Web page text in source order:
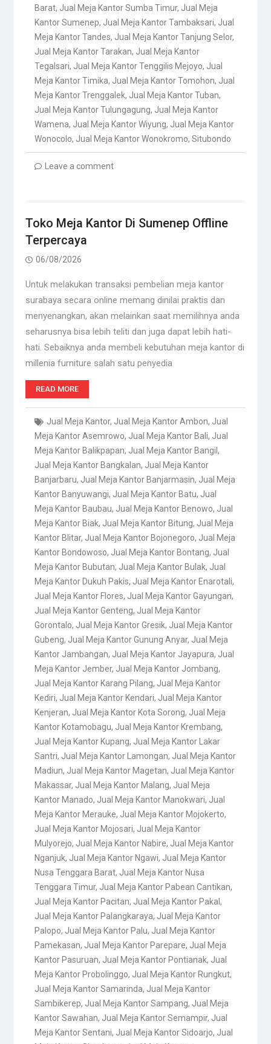
Barat, Jual Meja Kantor Sumba Timur, Jual Meja
Kantor Sumenep, Jual Meja Kantor Tambaksari, Jual
Meja Kantor Tandes, Jual Meja Kantor Tanjung Selor,
Jual Meja Kantor Tarakan, Jual Meja Kantor
Tegalsari, Jual Meja Kantor Tenggilis Mejoyo, Jual
Meja Kantor Timika, Jual Meja Kantor Tomohon, Jual
Meja Kantor Trenggalek, Jual Meja Kantor Tuban,
Jual Meja Kantor Tulungagung, Jual Meja Kantor
Wamena, Jual Meja Kantor Wiyung, Jual Meja Kantor
Wonocolo, Jual Meja Kantor Wonokromo, Situbondo
Leave a comment
Toko Meja Kantor Di Sumenep Offline
Terpercaya
06/08/2026
Untuk melakukan transaksi pembelian meja kantor
surabaya secara online memang dinilai praktis dan
menyenangkan, akan melainkan saat memilihnya anda
seharusnya bisa lebih teliti dan juga dapat lebih hati-
hati. Sebaiknya anda membeli kebutuhan meja kantor di
millenia furniture salah satu penyedia
READ MORE
Jual Meja Kantor, Jual Meja Kantor Ambon, Jual
Meja Kantor Asemrowo, Jual Meja Kantor Bali, Jual
Meja Kantor Balikpapan, Jual Meja Kantor Bangil ,
Jual Meja Kantor Bangkalan, Jual Meja Kantor
Banjarbaru, Jual Meja Kantor Banjarmasin, Jual Meja
Kantor Banyuwangi, Jual Meja Kantor Batu, Jual
Meja Kantor Baubau, Jual Meja Kantor Benowo, Jual
Meja Kantor Biak, Jual Meja Kantor Bitung, Jual Meja
Kantor Blitar, Jual Meja Kantor Bojonegoro, Jual Meja
Kantor Bondowoso, Jual Meja Kantor Bontang, Jual
Meja Kantor Bubutan, Jual Meja Kantor Bulak, Jual
Meja Kantor Dukuh Pakis, Jual Meja Kantor Enarotali,
Jual Meja Kantor Flores, Jual Meja Kantor Gayungan,
Jual Meja Kantor Genteng, Jual Meja Kantor
Gorontalo, Jual Meja Kantor Gresik, Jual Meja Kantor
Gubeng, Jual Meja Kantor Gunung Anyar, Jual Meja
Kantor Jambangan, Jual Meja Kantor Jayapura, Jual
Meja Kantor Jember, Jual Meja Kantor Jombang,
Jual Meja Kantor Karang Pilang, Jual Meja Kantor
Kediri, Jual Meja Kantor Kendari, Jual Meja Kantor
Kenjeran, Jual Meja Kantor Kota Sorong, Jual Meja
Kantor Kotamobagu, Jual Meja Kantor Krembang,
Jual Meja Kantor Kupang, Jual Meja Kantor Lakar
Santri, Jual Meja Kantor Lamongan, Jual Meja Kantor
Madiun, Jual Meja Kantor Magetan, Jual Meja Kantor
Makassar, Jual Meja Kantor Malang, Jual Meja
Kantor Manado, Jual Meja Kantor Manokwari, Jual
Meja Kantor Merauke, Jual Meja Kantor Mojokerto,
Jual Meja Kantor Mojosari, Jual Meja Kantor
Mulyorejo, Jual Meja Kantor Nabire, Jual Meja Kantor
Nganjuk, Jual Meja Kantor Ngawi, Jual Meja Kantor
Nusa Tenggara Barat, Jual Meja Kantor Nusa
Tenggara Timur, Jual Meja Kantor Pabean Cantikan,
Jual Meja Kantor Pacitan, Jual Meja Kantor Pakal ,
Jual Meja Kantor Palangkaraya, Jual Meja Kantor
Palopo, Jual Meja Kantor Palu, Jual Meja Kantor
Pamekasan, Jual Meja Kantor Parepare, Jual Meja
Kantor Pasuruan, Jual Meja Kantor Pontianak, Jual
Meja Kantor Probolinggo, Jual Meja Kantor Rungkut,
Jual Meja Kantor Samarinda, Jual Meja Kantor
Sambikerep, Jual Meja Kantor Sampang, Jual Meja
Kantor Sawahan, Jual Meja Kantor Semampir, Jual
Meja Kantor Sentani, Jual Meja Kantor Sidoarjo, Jual